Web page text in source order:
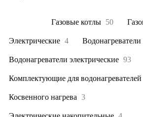
Газовые котлы 50
Электрические 4 Водонагреватели
Водонагреватели электрические 93
Комплектующие для водонагревателей
Косвенного нагрева 3